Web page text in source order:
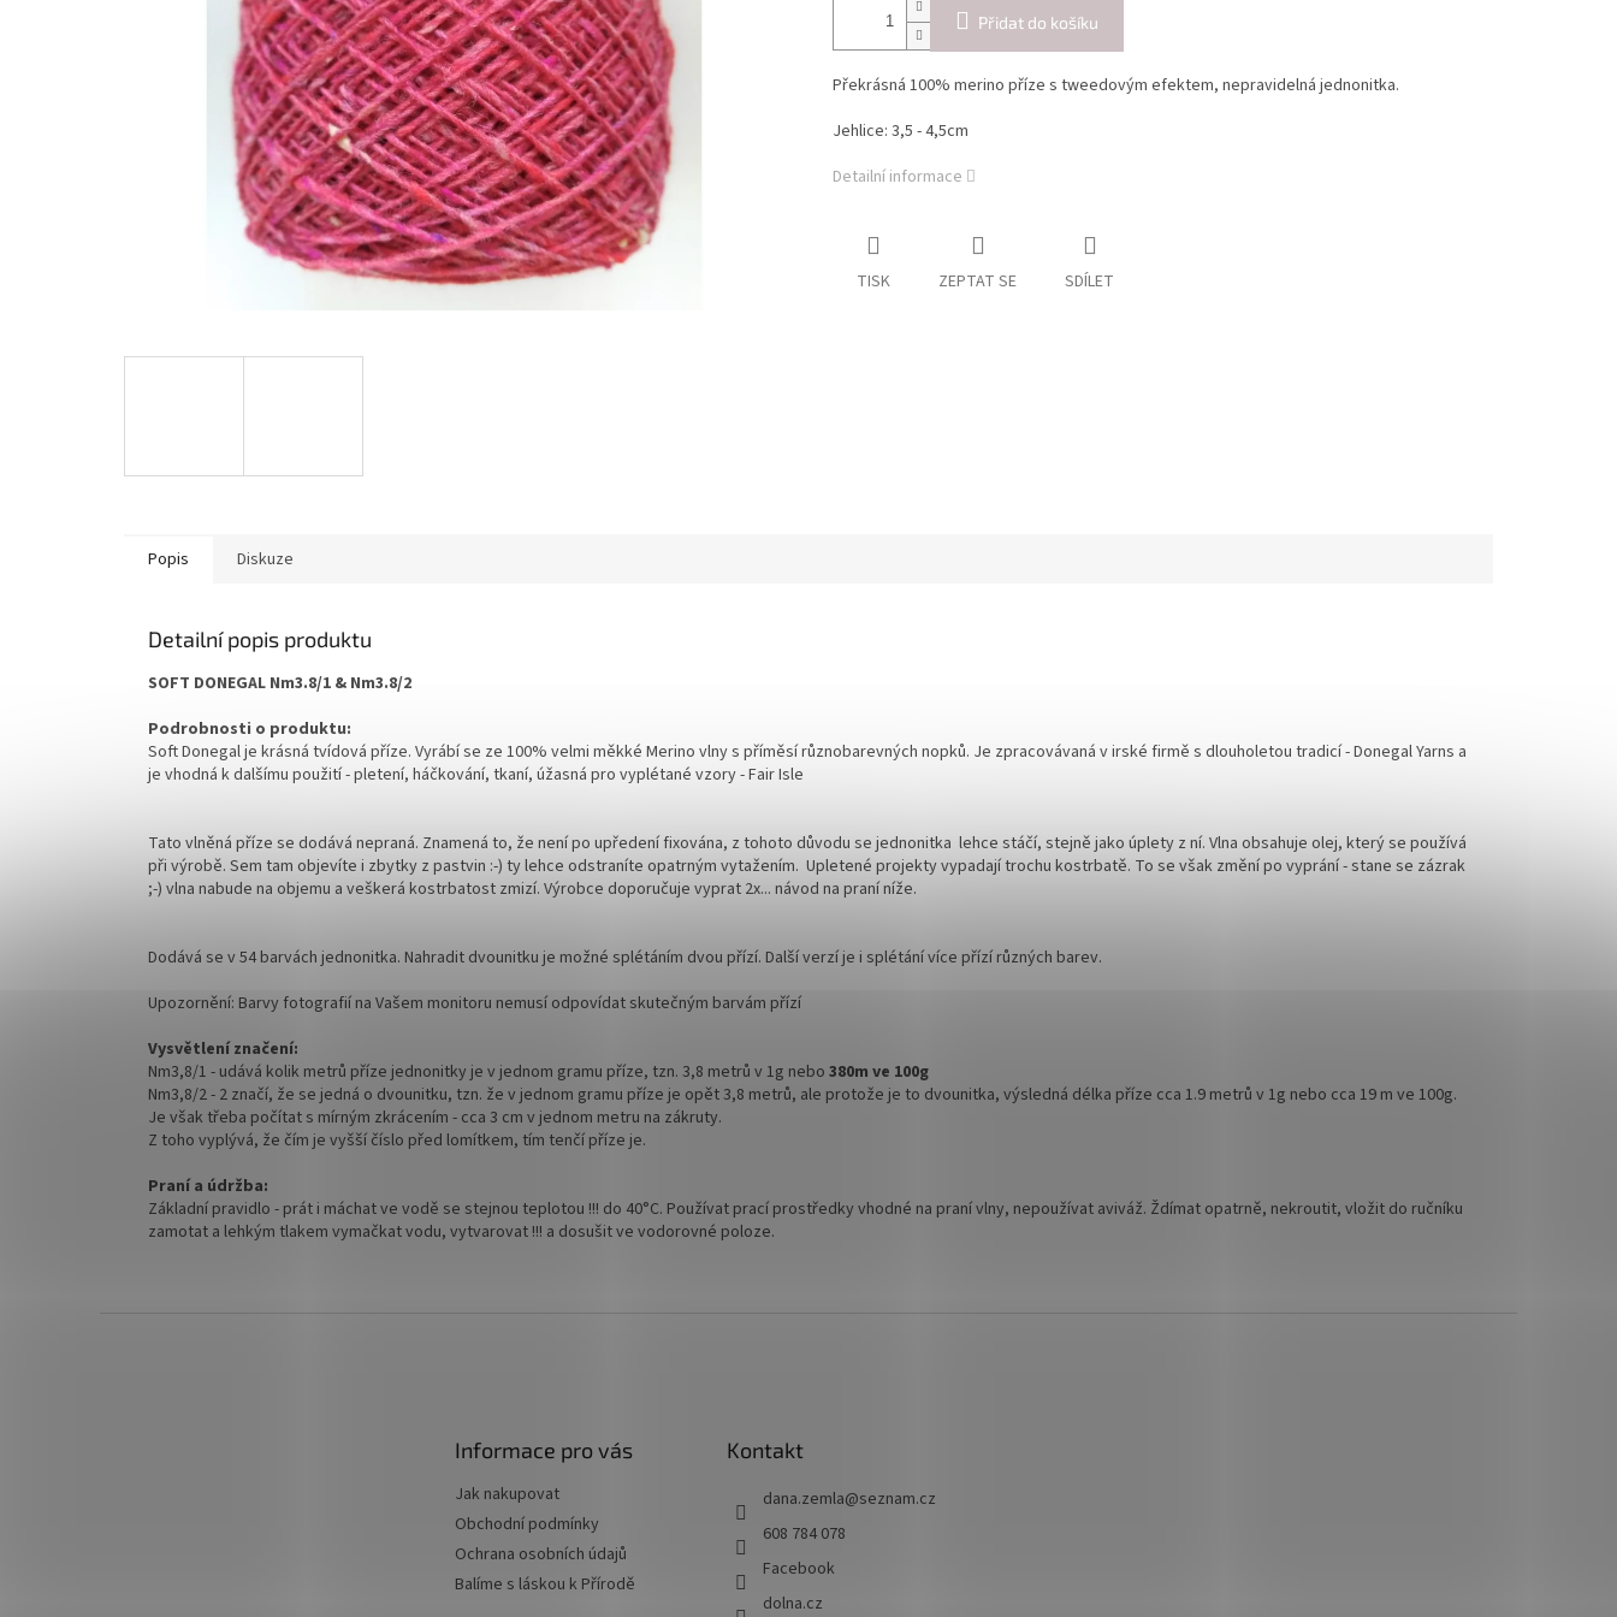
Přidat do košíku
Překrásná 100% merino příze s tweedovým efektem, nepravidelná jednonitka.
Jehlice: 3,5 - 4,5cm
Detailní informace
TISK ZEPTAT SE SDÍLET
Popis Diskuze
Detailní popis produktu
SOFT DONEGAL Nm3.8/1 & Nm3.8/2
Podrobnosti o produktu:
Soft Donegal je krásná tvídová příze. Vyrábí se ze 100% velmi měkké Merino vlny s příměsí různobarevných nopků. Je zpracovávaná v irské firmě s dlouholetou tradicí - Donegal Yarns a
je vhodná k dalšímu použití - pletení, háčkování, tkaní, úžasná pro vyplétané vzory - Fair Isle
Tato vlněná příze se dodává nepraná. Znamená to, že není po upředení fixována, z tohoto důvodu se jednonitka lehce stáčí, stejně jako úplety z ní. Vlna obsahuje olej, který se používá
při výrobě. Sem tam objevíte i zbytky z pastvin :-) ty lehce odstraníte opatrným vytažením. Upletené projekty vypadají trochu kostrbatě. To se však změní po vyprání - stane se zázrak
;-) vlna nabude na objemu a veškerá kostrbatost zmizí. Výrobce doporučuje vyprat 2x... návod na praní níže.
Dodává se v 54 barvách jednonitka. Nahradit dvounitku je možné splétáním dvou přízí. Další verzí je i splétání více přízí různých barev.
Upozornění: Barvy fotografií na Vašem monitoru nemusí odpovídat skutečným barvám přízí
Vysvětlení značení:
Nm3,8/1 - udává kolik metrů příze jednonitky je v jednom gramu příze, tzn. 3,8 metrů v 1g nebo 380m ve 100g
Nm3,8/2 - 2 značí, že se jedná o dvounitku, tzn. že v jednom gramu příze je opět 3,8 metrů, ale protože je to dvounitka, výsledná délka příze cca 1.9 metrů v 1g nebo cca 19 m ve 100g.
Je však třeba počítat s mírným zkrácením - cca 3 cm v jednom metru na zákruty.
Z toho vyplývá, že čím je vyšší číslo před lomítkem, tím tenčí příze je.
Praní a údržba:
Základní pravidlo - prát i máchat ve vodě se stejnou teplotou !!! do 40°C. Používat prací prostředky vhodné na praní vlny, nepoužívat aviváž. Ždímat opatrně, nekroutit, vložit do ručníku
zamotat a lehkým tlakem vymačkat vodu, vytvarovat !!! a dosušit ve vodorovné poloze.
Informace pro vás
Jak nakupovat
Obchodní podmínky
Ochrana osobních údajů
Balíme s láskou k Přírodě
Kontakt
dana.zemla@seznam.cz
608 784 078
Facebook
dolna.cz